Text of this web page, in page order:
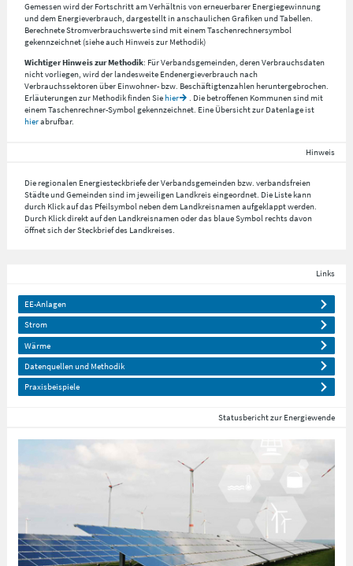
Gemessen wird der Fortschritt am Verhältnis von erneuerbarer Energiegewinnung
und dem Energieverbrauch, dargestellt in anschaulichen Grafiken und Tabellen.
Berechnete Stromverbrauchswerte sind mit einem Taschenrechnersymbol
gekennzeichnet (siehe auch Hinweis zur Methodik)
Wichtiger Hinweis zur Methodik: Für Verbandsgemeinden, deren Verbrauchsdaten
nicht vorliegen, wird der landesweite Endenergieverbrauch nach
Verbrauchssektoren über Einwohner- bzw. Beschäftigtenzahlen heruntergebrochen.
Erläuterungen zur Methodik finden Siehier
. Die betroffenen Kommunen sind mit
einem Taschenrechner-Symbol gekennzeichnet. Eine Übersicht zur Datenlage ist
hierabrufbar.
Hinweis
Die regionalen Energiesteckbriefe der Verbandsgemeinden bzw. verbandsfreien
Städte und Gemeinden sind im jeweiligen Landkreis eingeordnet. Die Liste kann
durch Klick auf das Pfeilsymbol neben dem Landkreisnamen aufgeklappt werden.
Durch Klick direkt auf den Landkreisnamen oder das blaue Symbol rechts davon
öffnet sich der Steckbrief des Landkreises.
Links
EE-Anlagen
Strom
Wärme
Datenquellen und Methodik
Praxisbeispiele
Statusbericht zur Energiewende